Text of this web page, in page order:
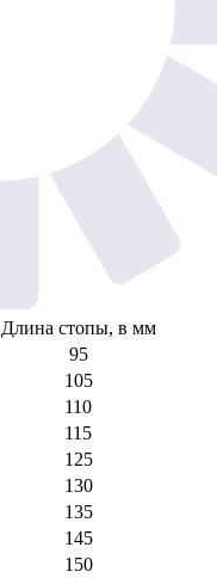
Длина стопы, в мм
95
105
110
115
125
130
135
145
150